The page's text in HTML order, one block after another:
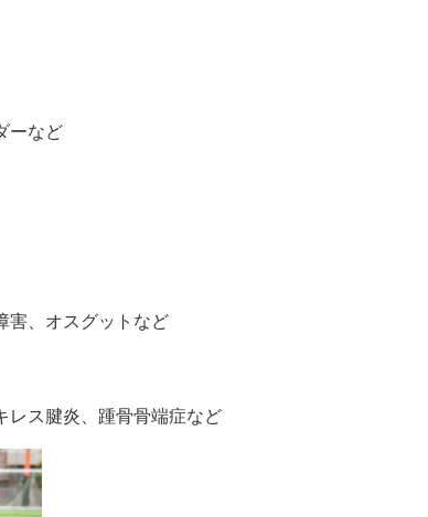
ーなど
害、オスグットなど
ス腱炎、 踵骨骨端症など